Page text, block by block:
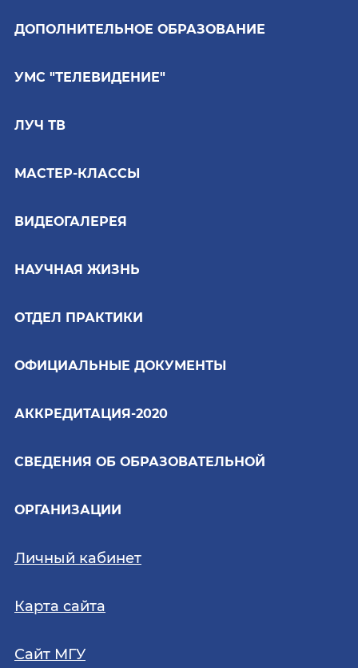
ДОПОЛНИТЕЛЬНОЕ ОБРАЗОВАНИЕ
УМС "ТЕЛЕВИДЕНИЕ"
ЛУЧ ТВ
МАСТЕР-КЛАССЫ
ВИДЕОГАЛЕРЕЯ
НАУЧНАЯ ЖИЗНЬ
ОТДЕЛ ПРАКТИКИ
ОФИЦИАЛЬНЫЕ ДОКУМЕНТЫ
АККРЕДИТАЦИЯ-2020
СВЕДЕНИЯ ОБ ОБРАЗОВАТЕЛЬНОЙ
ОРГАНИЗАЦИИ
Личный кабинет
Карта сайта
Сайт МГУ